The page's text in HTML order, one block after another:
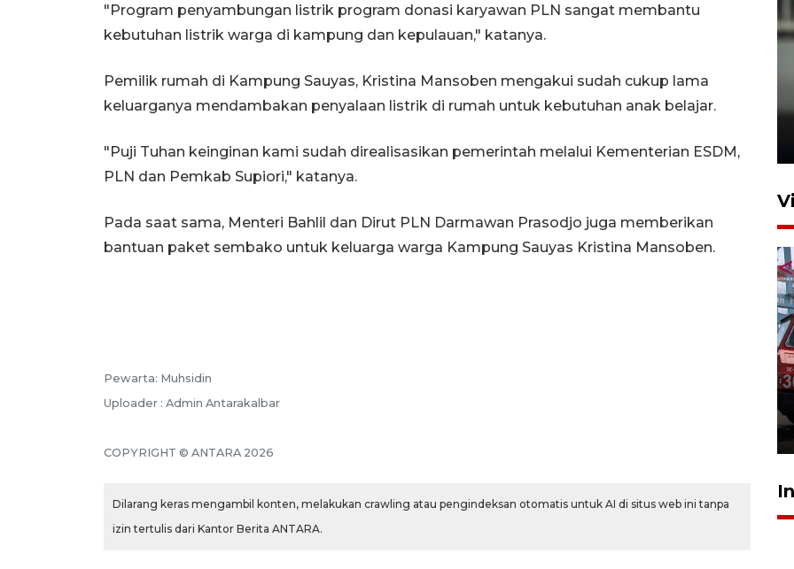
"Program penyambungan listrik program donasi karyawan PLN sangat membantu
kebutuhan listrik warga di kampung dan kepulauan," katanya.
Pemilik rumah di Kampung Sauyas, Kristina Mansoben mengakui sudah cukup lama
keluarganya mendambakan penyalaan listrik di rumah untuk kebutuhan anak belajar.
"Puji Tuhan keinginan kami sudah direalisasikan pemerintah melalui Kementerian ESDM,
PLN dan Pemkab Supiori," katanya.
Pada saat sama, Menteri Bahlil dan Dirut PLN Darmawan Prasodjo juga memberikan
bantuan paket sembako untuk keluarga warga Kampung Sauyas Kristina Mansoben.
Pewarta: Muhsidin
Uploader : Admin Antarakalbar
COPYRIGHT © ANTARA 2026
Dilarang keras mengambil konten, melakukan crawling atau pengindeksan otomatis untuk AI di situs web ini tanpa
izin tertulis dari Kantor Berita ANTARA.
Karhutla Kalimantan Barat
terluas di Indonesia